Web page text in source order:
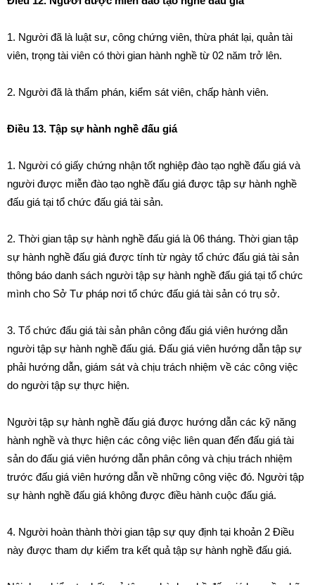
1. Người đã là luật sư, công chứng viên, thừa phát lại, quản tài
viên, trọng tài viên có thời gian hành nghề từ 02 năm trở lên.
2. Người đã là thẩm phán, kiểm sát viên, chấp hành viên.
Điều 13. Tập sự hành nghề đấu giá
1. Người có giấy chứng nhận tốt nghiệp đào tạo nghề đấu giá và
người được miễn đào tạo nghề đấu giá được tập sự hành nghề
đấu giá tại tổ chức đấu giá tài sản.
2. Thời gian tập sự hành nghề đấu giá là 06 tháng. Thời gian tập
sự hành nghề đấu giá được tính từ ngày tổ chức đấu giá tài sản
thông báo danh sách người tập sự hành nghề đấu giá tại tổ chức
mình cho Sở Tư pháp nơi tổ chức đấu giá tài sản có trụ sở.
3. Tổ chức đấu giá tài sản phân công đấu giá viên hướng dẫn
người tập sự hành nghề đấu giá. Đấu giá viên hướng dẫn tập sự
phải hướng dẫn, giám sát và chịu trách nhiệm về các công việc
do người tập sự thực hiện.
Người tập sự hành nghề đấu giá được hướng dẫn các kỹ năng
hành nghề và thực hiện các công việc liên quan đến đấu giá tài
sản do đấu giá viên hướng dẫn phân công và chịu trách nhiệm
trước đấu giá viên hướng dẫn về những công việc đó. Người tập
sự hành nghề đấu giá không được điều hành cuộc đấu giá.
4. Người hoàn thành thời gian tập sự quy định tại khoản 2 Điều
này được tham dự kiểm tra kết quả tập sự hành nghề đấu giá.